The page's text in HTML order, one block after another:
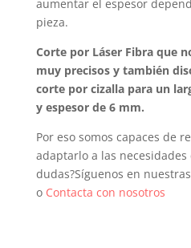
aumentar el espesor
pieza.
Corte por Láser Fibra que
muy precisos y también
corte por cizalla para un
y espesor de 6 mm.
Por eso somos capaces de
adaptarlo a las necesidades
dudas?Síguenos en nuestras
o Contacta con nosotros